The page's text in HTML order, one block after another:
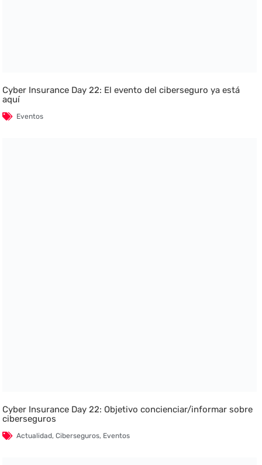
Cyber Insurance Day 22: El evento del ciberseguro ya está
aquí
Eventos
Cyber Insurance Day 22: Objetivo concienciar/informar sobre
ciberseguros
Actualidad,Ciberseguros, Eventos